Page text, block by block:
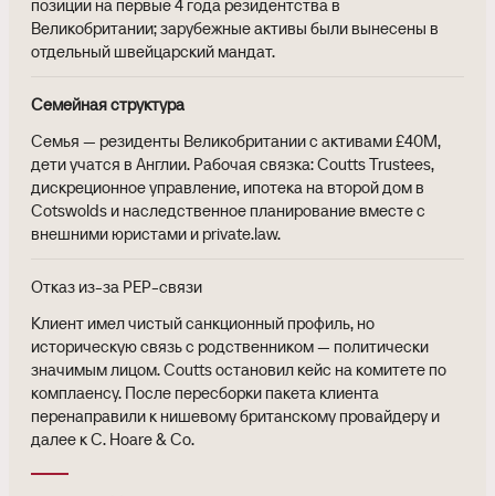
позиции на первые 4 года резидентства в
Великобритании; зарубежные активы были вынесены в
отдельный швейцарский мандат.
Семейная структура
Семья — резиденты Великобритании с активами £40M,
дети учатся в Англии. Рабочая связка: Coutts Trustees,
дискреционное управление, ипотека на второй дом в
Cotswolds и наследственное планирование вместе с
внешними юристами и private.law.
Отказ из-за PEP-связи
Клиент имел чистый санкционный профиль, но
историческую связь с родственником — политически
значимым лицом. Coutts остановил кейс на комитете по
комплаенсу. После пересборки пакета клиента
перенаправили к нишевому британскому провайдеру и
далее к C. Hoare & Co.